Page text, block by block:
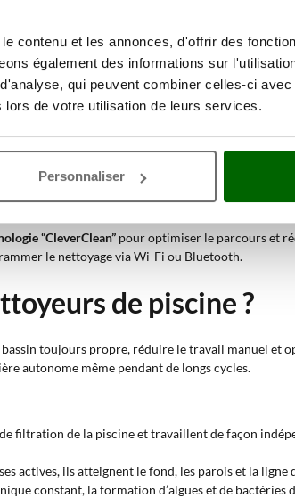
contenu et les annonces, d'offrir des
également des informations sur
qui peuvent combiner celles-ci
de votre utilisation de leurs services.
Personnaliser
la tension à 12 ou 24 volts pour une utilisation
et démarré à l’aide d’un bouton intégré, d’une
en PVC ou en caoutchouc, permet le
frottent le fond et les parois pour éliminer les
un filtre intégré, à cartouche ou à sac, avec
le robot s’éteint automatiquement ; le filtre doit
“CleverClean” pour optimiser le parcours et
le nettoyage via Wi-Fi ou Bluetooth.
de piscine ?
toujours propre, réduire le travail manuel et
autonome même pendant de longs cycles.
filtration de la piscine et travaillent de façon
actives, ils atteignent le fond, les parois et la
constant, la formation d’algues et de